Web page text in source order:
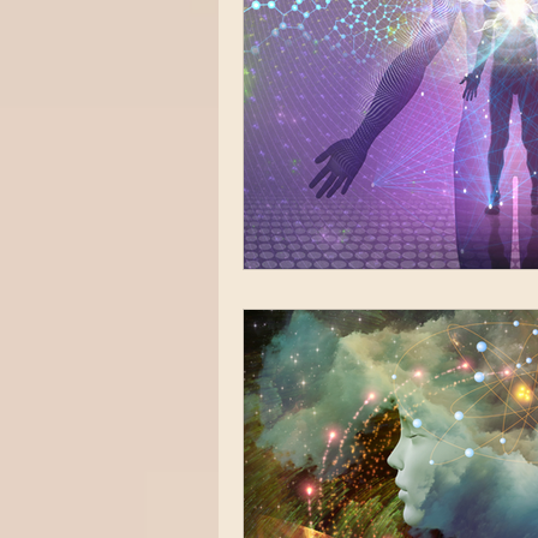
Bewusstseinswandel / Neue
Tesla & freie Energie
Alltagsrituale für Herz & Seele
Herzenergie & Frequenzen
Bewusstsein Erdenergie